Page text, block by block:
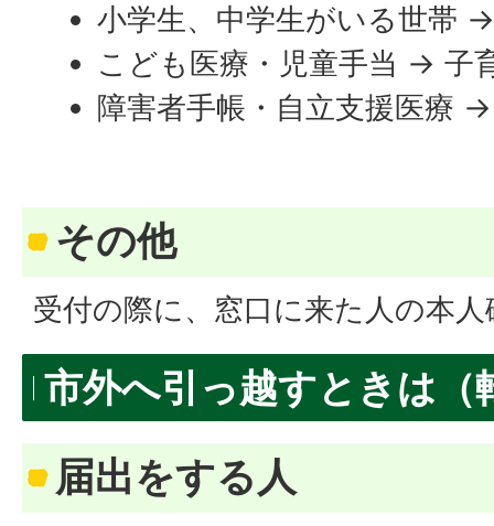
小学生、中学生がいる世帯
こども医療・児童手当 → 子
障害者手帳・自立支援医療
その他
受付の際に、窓口に来た人の本
市外へ引っ越すときは（
届出をする人